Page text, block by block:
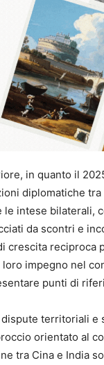
in quanto il
diplomatiche
intese bilaterali,
da scontri e
crescita reciproca
impegno nel
punti di
territoriali e
orientato al
tra Cina e India